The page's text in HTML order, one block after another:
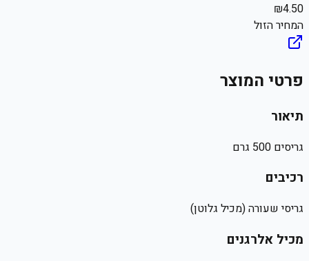
₪4.50
המחיר הזול
פרטי המוצר
תיאור
גריסים 500 גרם
רכיבים
גריסי שעורה (מכיל גלוטן)
מכיל אלרגנים